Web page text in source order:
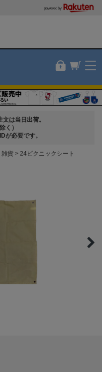
powered by
は当日出荷。
く）
が必要です。
雑貨 24ピクニックシート